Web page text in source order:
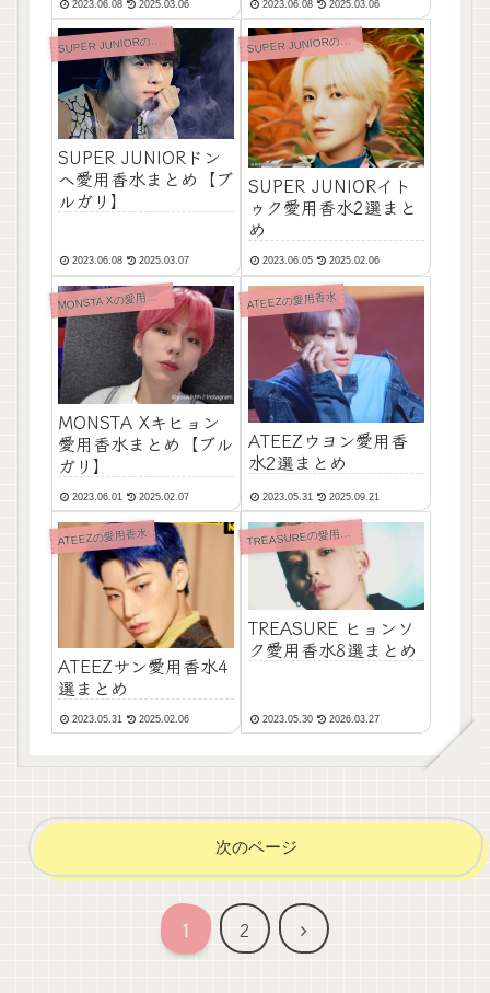
2023.06.08 2025.03.06 2023.06.08 2025.03.06
SUPER JUNIORの愛用香水
SUPER JUNIORドン
ヘ愛用香水まとめ【ブ
ルガリ】
2023.06.08 2025.03.07
SUPER JUNIORの愛用香水
SUPER JUNIORイト
ゥク愛用香水2選まと
め
2023.06.05 2025.02.06
M
ONSTA Xの愛用香水
MONSTA Xキヒョン
愛用香水まとめ【ブル
ガリ】
2023.06.01 2025.02.07
ATEEZの愛用香水
ATEEZウヨン愛用香
水2選まとめ
2023.05.31 2025.09.21
ATEEZの愛用香水
ATEEZサン愛用香水4
選まとめ
2023.05.31 2025.02.06
T
REASUREの愛用香水
TREASURE ヒョンソ
ク愛用香水8選まとめ
2023.05.30 2026.03.27
次のページ
1 2
次